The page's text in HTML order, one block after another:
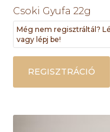
Csoki Gyufa 22g
Még nem regisztráltál?
vagy lépj be!
REGISZTRÁCIÓ